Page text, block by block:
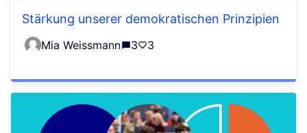
Stärkung unserer demokratischen Prinzipien
Mia Weissmann 3 3